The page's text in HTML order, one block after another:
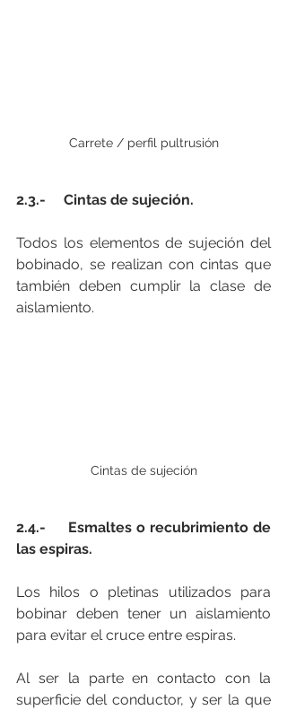
Carrete / perfil pultrusión
2.3.-     Cintas de sujeción.
Todos los elementos de sujeción del
bobinado, se realizan con cintas que
también deben cumplir la clase de
aislamiento.
Cintas de sujeción
2.4.-     Esmaltes o recubrimiento de
las espiras.
Los hilos o pletinas utilizados para
bobinar deben tener un aislamiento
para evitar el cruce entre espiras.
Al ser la parte en contacto con la
superficie del conductor, y ser la que